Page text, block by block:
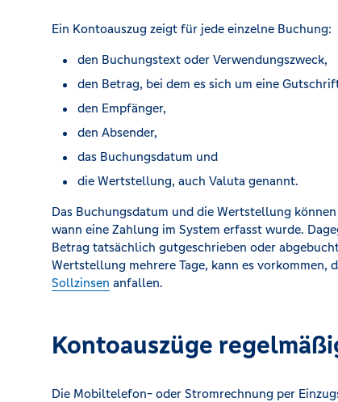
Ein Kontoauszug zeigt für jede einzelne Buchung:
den Buchungstext oder Verwendungszweck,
den Betrag, bei dem es sich um eine
den Empfänger,
den Absender,
das Buchungsdatum und
die Wertstellung, auch Valuta genannt.
Das Buchungsdatum und die Wertstellung
wann eine Zahlung im System erfasst wurde.
Betrag tatsächlich gutgeschrieben oder
Wertstellung mehrere Tage, kann es vorkommen,
Sollzinsen anfallen.
Kontoauszüge
Die Mobiltelefon- oder Stromrechnung per